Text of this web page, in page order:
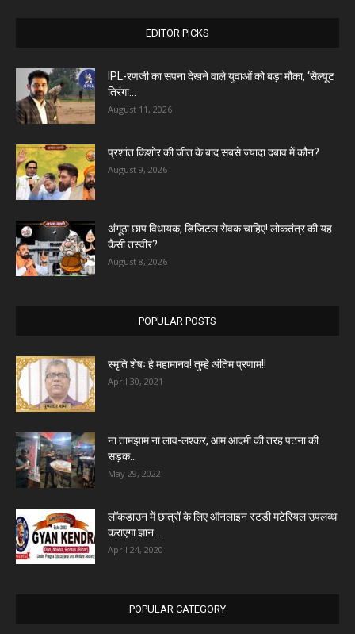
EDITOR PICKS
IPL-रणजी का सपना देखने वाले युवाओं को बड़ा मौका, ‘सैल्यूट
तिरंगा...
August 11, 2026
प्रशांत किशोर की जीत के बाद सबसे ज्यादा दबाव में कौन?
August 9, 2026
अंगूठा छाप विधायक, डिजिटल सेवक चाहिए! लोकतंत्र की यह
कैसी तस्वीर?
August 8, 2026
POPULAR POSTS
स्मृति शेषः हे महामानव! तुम्हे अंतिम प्रणाम!!
April 30, 2021
ना तामझाम ना लाव-लश्कर, आम आदमी की तरह पटना की
सड़क...
May 29, 2022
लॉकडाउन में छात्रों के लिए ऑनलाइन स्टडी मटेरियल उपलब्ध
कराएगा ज्ञान...
April 24, 2020
POPULAR CATEGORY